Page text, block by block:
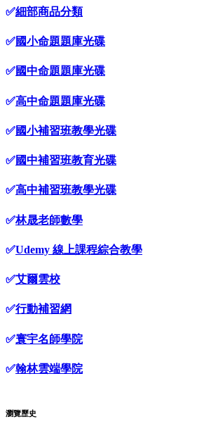
✅細部商品分類
✅國小命題題庫光碟
✅國中命題題庫光碟
✅高中命題題庫光碟
✅國小補習班教學光碟
✅國中補習班教育光碟
✅高中補習班教學光碟
✅林晟老師數學
✅Udemy 線上課程綜合教學
✅艾爾雲校
✅行動補習網
✅寰宇名師學院
✅翰林雲端學院
瀏覽歷史